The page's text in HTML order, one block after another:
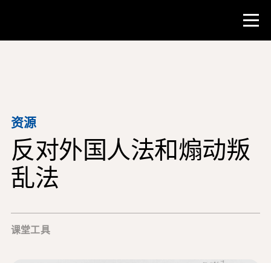
教师资源
课堂工具
培训班
研究所
教学研究技能
为 NHD 学生提供建议
资源
反对外国人法和煽动叛
乱法
课堂工具